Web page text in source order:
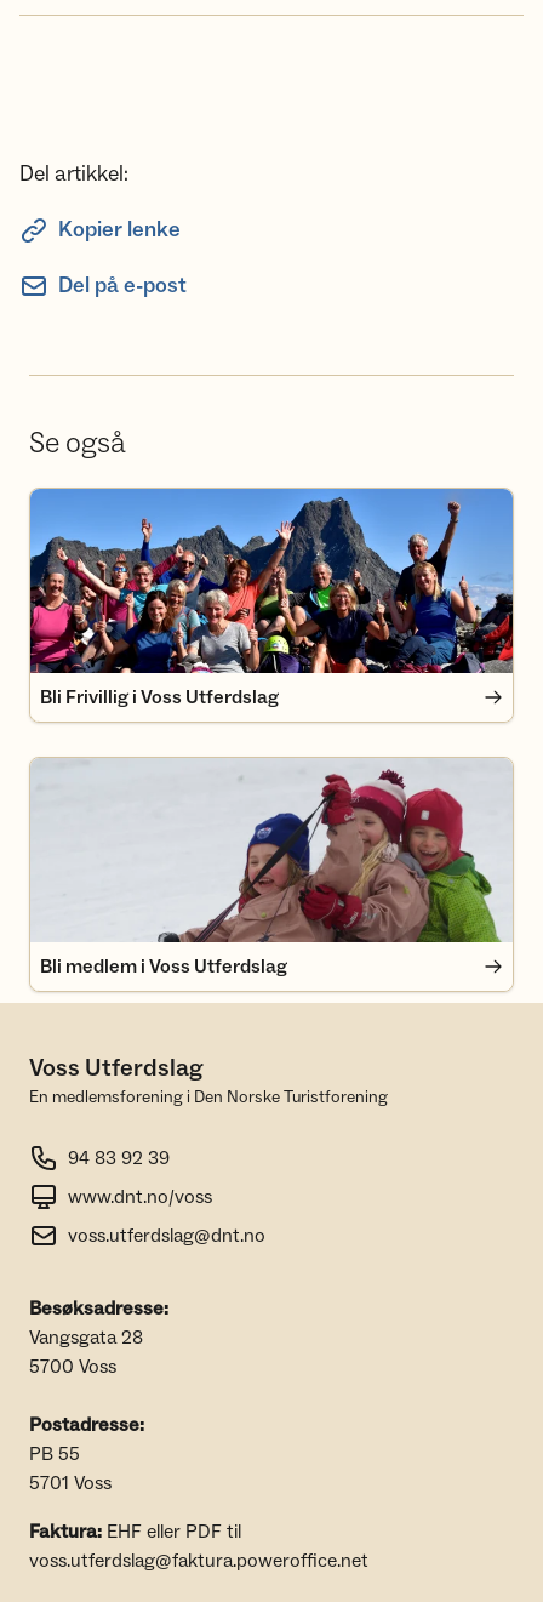
Del artikkel:
Kopier lenke
Del på e-post
Se også
Bli Frivillig i Voss Utferdslag
Bli Frivillig i Voss Utferdslag
Bli medlem i Voss Utferdslag
Bli medlem i Voss Utferdslag
Voss Utferdslag
En medlemsforening i Den Norske Turistforening
94 83 92 39
www.dnt.no/voss
voss.utferdslag@dnt.no
Besøksadresse:
Vangsgata 28
5700 Voss
Postadresse:
PB 55
5701 Voss
Faktura: EHF eller PDF til
voss.utferdslag@faktura.poweroffice.net